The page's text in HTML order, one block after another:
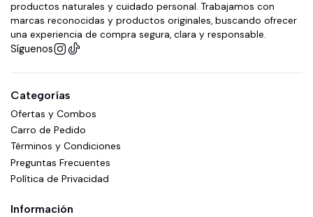
productos naturales y cuidado personal. Trabajamos con
marcas reconocidas y productos originales, buscando ofrecer
una experiencia de compra segura, clara y responsable.
Síguenos
Categorías
Ofertas y Combos
Carro de Pedido
Términos y Condiciones
Preguntas Frecuentes
Política de Privacidad
Información